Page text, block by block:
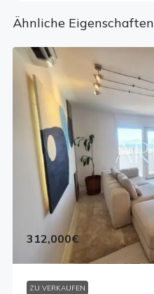
Ähnliche Eigenschaften
312,000€
ZU VERKAUFEN